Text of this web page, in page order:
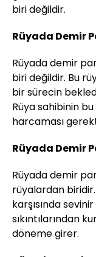
biri değildir.
Rüyada Demir
Rüyada demir
biri değildir. Bu
bir sürecin
Rüya sahibinin
harcaması
Rüyada Demir
Rüyada demir
rüyalardan
karşısında
sıkıntılarından
döneme girer.